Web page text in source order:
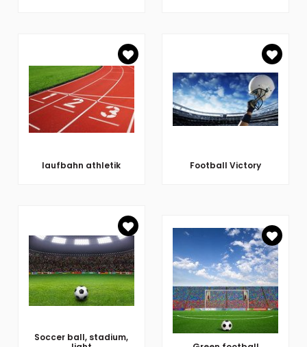
laufbahn athletik Football Victory
Soccer ball, stadium,